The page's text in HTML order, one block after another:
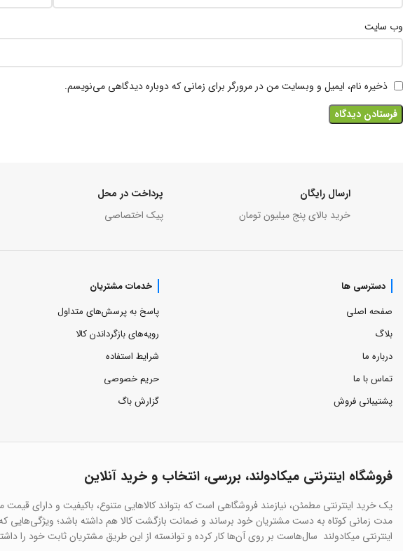
وب‌ سایت
ذخیره نام، ایمیل و وبسایت من در مرورگر برای زمانی که دوباره دیدگاهی می‌نویسم.
ارسال رایگان
خرید بالای پنج میلیون تومان
پرداخت در محل
پیک اختصاصی
دسترسی ها
صفحه اصلی
بلاگ
درباره ما
تماس با ما
پشتیبانی فروش
خدمات مشتریان
پاسخ به پرسش‌های متداول
رویه‌های بازگرداندن کالا
شرایط استفاده
حریم خصوصی
گزارش باگ
فروشگاه اینترنتی میکادولند، بررسی، انتخاب و خرید آنلاین
یک خرید اینترنتی مطمئن، نیازمند فروشگاهی است که بتواند کالاهایی متنوع، باکیفیت و دارای قیمت
مدت زمانی کوتاه به دست مشتریان خود برساند و ضمانت بازگشت کالا هم داشته باشد؛ ویژگی‌هایی
اینترنتی میکادولند سال‌هاست بر روی آن‌ها کار کرده و توانسته از این طریق مشتریان ثابت خود را